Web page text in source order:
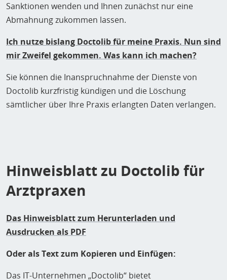
Sanktionen wenden und Ihnen zunächst nur eine
Abmahnung zukommen lassen.
Ich nutze bislang Doctolib für meine Praxis. Nun sind
mir Zweifel gekommen. Was kann ich machen?
Sie können die Inanspruchnahme der Dienste von
Doctolib kurzfristig kündigen und die Löschung
sämtlicher über Ihre Praxis erlangten Daten verlangen.
Hinweisblatt zu Doctolib für
Arztpraxen
Das Hinweisblatt zum Herunterladen und
Ausdrucken als PDF
Oder als Text zum Kopieren und Einfügen:
Das IT-Unternehmen „Doctolib“ bietet